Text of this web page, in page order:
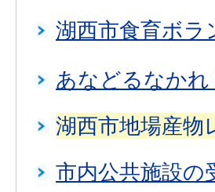
湖西市食育ボラ
あなどるなかれ
湖西市地場産物
市内公共施設の